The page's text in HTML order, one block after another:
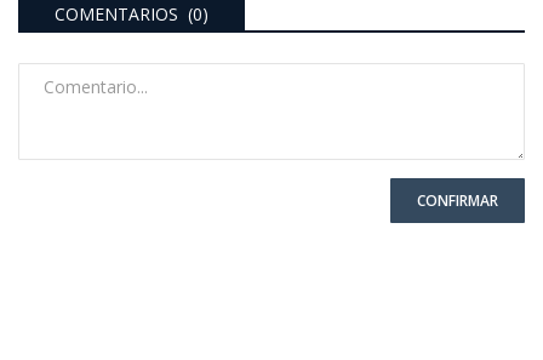
COMENTARIOS (0)
CONFIRMAR